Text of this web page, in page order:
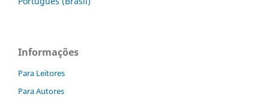
Informações
Para Leitores
Para Autores